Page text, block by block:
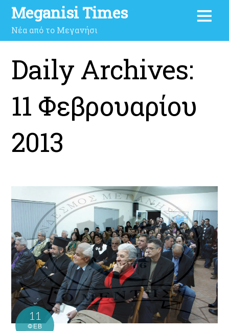
Meganisi Times
Νέα από το Μεγανήσι
Daily Archives:
11 Φεβρουαρίου
2013
11
ΦΕΒ